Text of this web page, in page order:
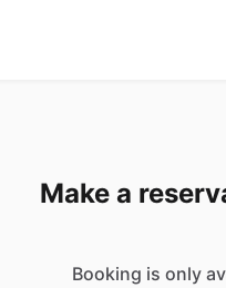
Make a
Booking is only